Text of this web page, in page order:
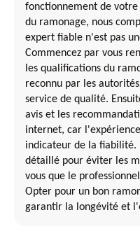
fonctionnement de votre
du ramonage, nous
expert fiable n'est pas
Commencez par vous
les qualifications du
reconnu par les
service de qualité.
avis et les
internet, car
indicateur de la fiabilité.
détaillé pour éviter les
vous que le
Opter pour un bon
garantir la longévité et